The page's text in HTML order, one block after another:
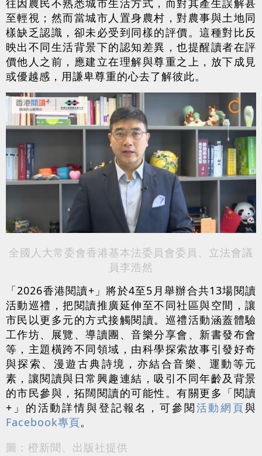
往因農民不熟悉城市生活方式，而對其產生誤解甚
至輕視；然而當城市人置身農村，對農事與土地同
樣缺乏認識，卻未必受到同樣的評價。這種對比反
映出不同生活背景下的認知差異，也提醒讀者在評
價他人之前，應建立在理解與尊重之上，放下成見
或優越感，用謙卑尊重的心去了解彼此。
全國人大常委會香港基本法委員會委員、立法會議
員李浩然
「2026香港閱讀+」將於4至5月舉辦合共13場閱讀
活動巡禮，把閱讀推廣延伸至不同社區與空間，讓
市民以更多元的方式接觸閱讀。巡禮活動涵蓋體驗
工作坊、展覽、導讀團、音樂分享會、新書發布會
等，主題橫跨不同領域，由科學探索故事引發好奇
與探索、漫遊古典詩境，亦結合音樂、運動等元
素，讓閱讀與日常興趣連結，吸引不同年齡及背景
的市民參與，拓闊閱讀的可能性。有關更多「閱讀
+」的活動詳情與登記報名，可參閱活動網頁與
Facebook專頁。
圖：橙新聞、出版社提供